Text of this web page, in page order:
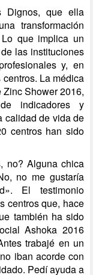
Dignos, que ella
transformación
que implica un
las instituciones
y, en
La médica
Zinc Shower 2016,
indicadores y
calidad de vida de
centros han sido
no? Alguna chica
no me gustaría
El testimonio
centros que, hace
también ha sido
Ashoka 2016
trabajé en un
iban acorde con
Pedí ayuda a